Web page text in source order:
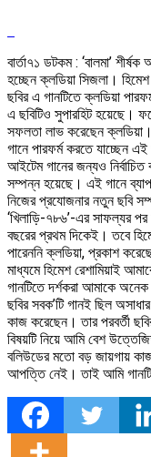
বার্তা৭১ ডটকম : ‘বালমা’
হচ্ছেন ক্লডিয়া সিজলা।
ছবির এ গানটিতে ক্লডিয়া
এ ছবিটিও সুপারহিট হয়েছে।
সফলতা লাভ করেছেন
গানে পারফর্ম করতে যাচ্ছেন এই
আইটেম গানের জন্যও
সম্পন্ন হয়েছে। এই গানে
নিজের প্রযোজনার নতুন ছবি
‘খিলাড়ি-৭৮৬’-এর সাফল্যর
বছরের প্রথম দিকেই। তবে
পারেননি ক্লডিয়া, প্রকাশ
মাধ্যমে হিমেশ রেশামিয়াই
গানটিতে দর্শকরা আমাকে
ছবির সবক’টি গানই ছিল
কাজ করেছেন। তার পরবর্তী
বিষয়টি নিয়ে আমি বেশ
বলিউডের মতো বড় জায়গায়
আপত্তি নেই। তাই আমি